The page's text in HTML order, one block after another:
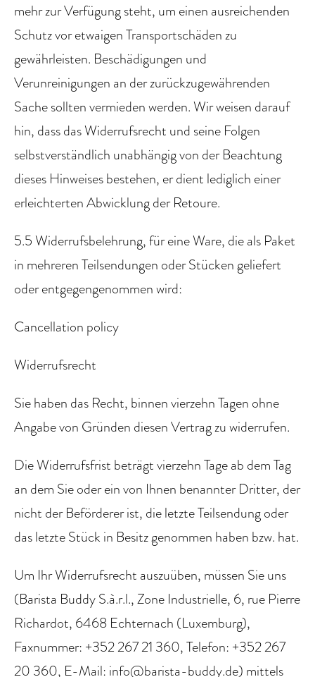
mehr zur Verfügung steht, um einen ausreichenden
Schutz vor etwaigen Transportschäden zu
gewährleisten. Beschädigungen und
Verunreinigungen an der zurückzugewährenden
Sache sollten vermieden werden. Wir weisen darauf
hin, dass das Widerrufsrecht und seine Folgen
selbstverständlich unabhängig von der Beachtung
dieses Hinweises bestehen, er dient lediglich einer
erleichterten Abwicklung der Retoure.
5.5 Widerrufsbelehrung, für eine Ware, die als Paket
in mehreren Teilsendungen oder Stücken geliefert
oder entgegengenommen wird:
Cancellation policy
Widerrufsrecht
Sie haben das Recht, binnen vierzehn Tagen ohne
Angabe von Gründen diesen Vertrag zu widerrufen.
Die Widerrufsfrist beträgt vierzehn Tage ab dem Tag
an dem Sie oder ein von Ihnen benannter Dritter, der
nicht der Beförderer ist, die letzte Teilsendung oder
das letzte Stück in Besitz genommen haben bzw. hat.
Um Ihr Widerrufsrecht auszuüben, müssen Sie uns
(Barista Buddy S.à.r.l., Zone Industrielle, 6, rue Pierre
Richardot, 6468 Echternach (Luxemburg),
Faxnummer: +352 267 21 360, Telefon: +352 267
20 360, E-Mail: info@barista-buddy.de) mittels